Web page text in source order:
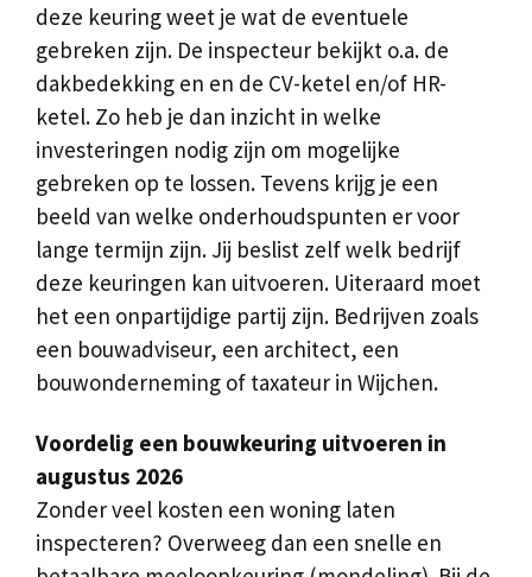
deze keuring weet je wat de eventuele
gebreken zijn. De inspecteur bekijkt o.a. de
dakbedekking en en de CV-ketel en/of HR-
ketel. Zo heb je dan inzicht in welke
investeringen nodig zijn om mogelijke
gebreken op te lossen. Tevens krijg je een
beeld van welke onderhoudspunten er voor
lange termijn zijn. Jij beslist zelf welk bedrijf
deze keuringen kan uitvoeren. Uiteraard moet
het een onpartijdige partij zijn. Bedrijven zoals
een bouwadviseur, een architect, een
bouwonderneming of taxateur in Wijchen.
Voordelig een bouwkeuring uitvoeren in
augustus 2026
Zonder veel kosten een woning laten
inspecteren? Overweeg dan een snelle en